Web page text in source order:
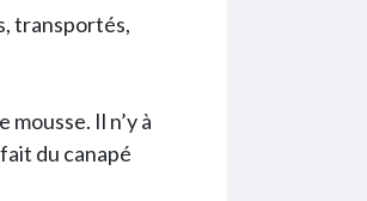
transportés,
mousse. Il n’y à
du canapé